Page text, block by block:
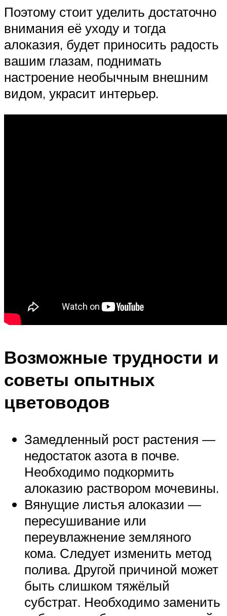
Поэтому стоит уделить достаточно
внимания её уходу и тогда
алоказия, будет приносить радость
вашим глазам, поднимать
настроение необычным внешним
видом, украсит интерьер.
Возможные трудности и
советы опытных
цветоводов
Замедленный рост растения —
недостаток азота в почве.
Необходимо подкормить
алоказию раствором мочевины.
Вянущие листья алоказии —
пересушивание или
переувлажнение земляного
кома. Следует изменить метод
полива. Другой причиной может
быть слишком тяжёлый
субстрат. Необходимо заменить